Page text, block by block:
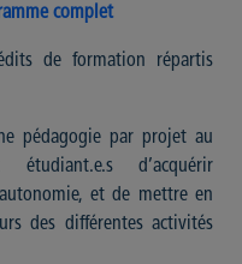
complet
de formation répartis
pédagogie par projet au
d’acquérir
et de mettre en
des différentes activités